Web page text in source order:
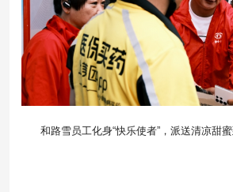
和路雪员工化身“快乐使者”，派送清凉甜